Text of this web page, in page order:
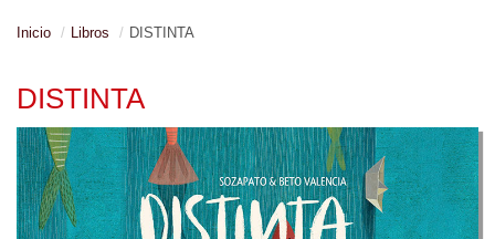
Inicio Libros DISTINTA
DISTINTA